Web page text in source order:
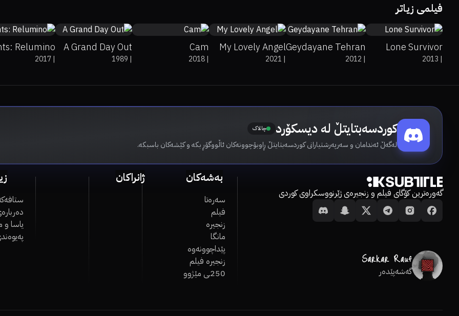
فیلمی زیاتر
Lone Survivor
|
2013
Geydayane Tehran
|
2012
My Lovely Angel
|
2021
Cam
|
2018
A Grand Day Out
|
1989
Relumino
|
2017
کوردسەبتایتڵ لە دیسکۆرد چالاک
لەگەڵ ئەندامان و سەرپەرشتیارانی کوردسەبتایتڵ ڕاوبۆچوونەکان ئاڵووگۆڕ بکە و کێشەکان باسبکە.
گەورەترین کۆگای فیلم و زنجیرەی ژێرنووسکراوی کوردی
گەشەپێدەر
بەشەکان
سەرەتا
فیلم
زنجیرە
مانگا
پێداچوونەوە
زنجیرە فیلم
250ـی مێژوو
ژانراکان
یاسا و